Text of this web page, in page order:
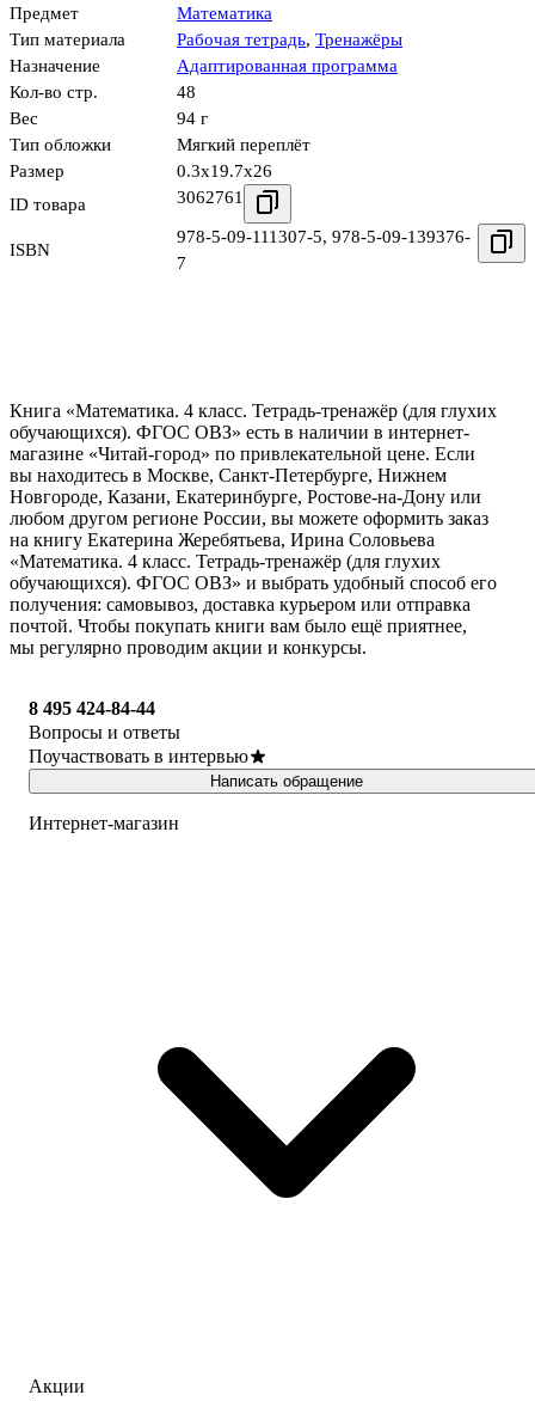
Предмет
Математика
Тип материала
Рабочая тетрадь, Тренажёры
Назначение
Адаптированная программа
Кол-во стр.
48
Вес
94 г
Тип обложки
Мягкий переплёт
Размер
0.3x19.7x26
ID товара
3062761
ISBN
978-5-09-111307-5, 978-5-09-139376-
7
Книга «Математика. 4 класс. Тетрадь-тренажёр (для глухих
обучающихся). ФГОС ОВЗ» есть в наличии в интернет-
магазине «Читай-город» по привлекательной цене. Если
вы находитесь в Москве, Санкт-Петербурге, Нижнем
Новгороде, Казани, Екатеринбурге, Ростове-на-Дону или
любом другом регионе России, вы можете оформить заказ
на книгу Екатерина Жеребятьева, Ирина Соловьева
«Математика. 4 класс. Тетрадь-тренажёр (для глухих
обучающихся). ФГОС ОВЗ» и выбрать удобный способ его
получения: самовывоз, доставка курьером или отправка
почтой. Чтобы покупать книги вам было ещё приятнее,
мы регулярно проводим акции и конкурсы.
8 495 424-84-44
Вопросы и ответы
Поучаствовать в интервью
Написать обращение
Интернет-магазин
Акции